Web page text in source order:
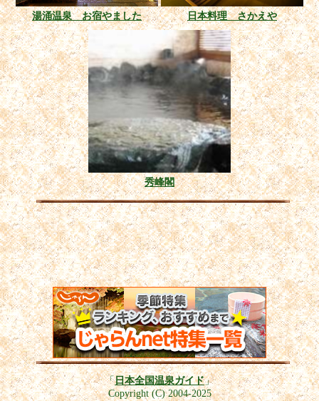
湯涌温泉 お宿やました 日本料理 さかえや
秀峰閣
「日本全国温泉ガイド」
Copyright (C) 2004-2025